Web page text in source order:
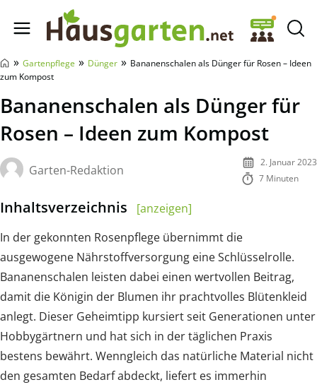
Hausgarten.net
» Gartenpflege » Dünger » Bananenschalen als Dünger für Rosen – Ideen
zum Kompost
Bananenschalen als Dünger für
Rosen – Ideen zum Kompost
Garten-Redaktion
2. Januar 2023
7 Minuten
Inhaltsverzeichnis
[anzeigen]
In der gekonnten Rosenpflege übernimmt die
ausgewogene Nährstoffversorgung eine Schlüsselrolle.
Bananenschalen leisten dabei einen wertvollen Beitrag,
damit die Königin der Blumen ihr prachtvolles Blütenkleid
anlegt. Dieser Geheimtipp kursiert seit Generationen unter
Hobbygärtnern und hat sich in der täglichen Praxis
bestens bewährt. Wenngleich das natürliche Material nicht
den gesamten Bedarf abdeckt, liefert es immerhin